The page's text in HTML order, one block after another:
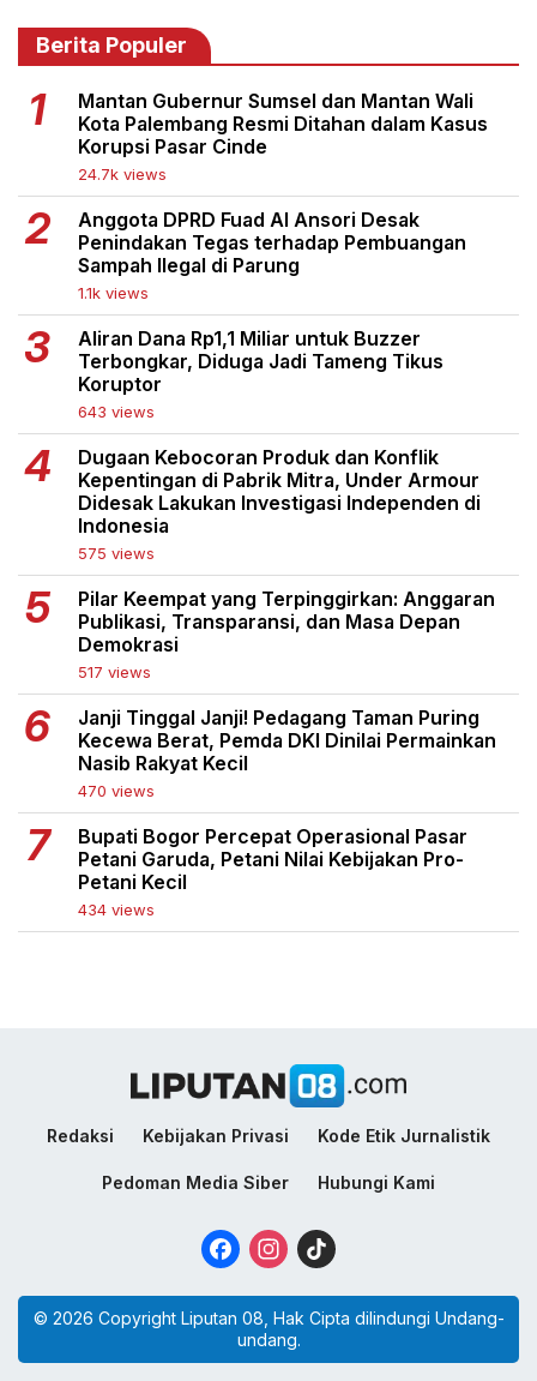
Berita Populer
Mantan Gubernur Sumsel dan Mantan Wali
Kota Palembang Resmi Ditahan dalam Kasus
Korupsi Pasar Cinde
24.7k views
Anggota DPRD Fuad Al Ansori Desak
Penindakan Tegas terhadap Pembuangan
Sampah Ilegal di Parung
1.1k views
Aliran Dana Rp1,1 Miliar untuk Buzzer
Terbongkar, Diduga Jadi Tameng Tikus
Koruptor
643 views
Dugaan Kebocoran Produk dan Konflik
Kepentingan di Pabrik Mitra, Under Armour
Didesak Lakukan Investigasi Independen di
Indonesia
575 views
Pilar Keempat yang Terpinggirkan: Anggaran
Publikasi, Transparansi, dan Masa Depan
Demokrasi
517 views
Janji Tinggal Janji! Pedagang Taman Puring
Kecewa Berat, Pemda DKI Dinilai Permainkan
Nasib Rakyat Kecil
470 views
Bupati Bogor Percepat Operasional Pasar
Petani Garuda, Petani Nilai Kebijakan Pro-
Petani Kecil
434 views
Redaksi Kebijakan Privasi Kode Etik Jurnalistik
Pedoman Media Siber Hubungi Kami
FacebookInstagram
© 2026 Copyright Liputan 08, Hak Cipta dilindungi Undang-
undang.